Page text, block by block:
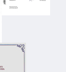
план и